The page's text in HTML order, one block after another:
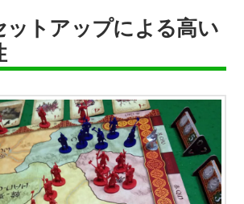
ットアップによる高い